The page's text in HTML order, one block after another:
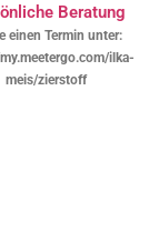
Beratung
einen Termin unter:
ilka-
meis/zierstoff